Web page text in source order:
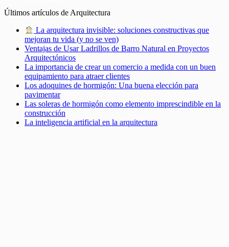
Últimos artículos de Arquitectura
La arquitectura invisible: soluciones constructivas que
mejoran tu vida (y no se ven)
Ventajas de Usar Ladrillos de Barro Natural en Proyectos
Arquitectónicos
La importancia de crear un comercio a medida con un buen
equipamiento para atraer clientes
Los adoquines de hormigón: Una buena elección para
pavimentar
Las soleras de hormigón como elemento imprescindible en la
construcción
La inteligencia artificial en la arquitectura